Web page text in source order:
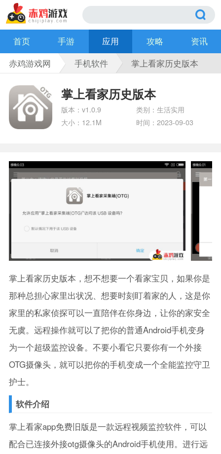
首页 手游 应用 攻略
资讯
赤鸡游戏网
手机软件 掌上看家历史版本
掌上看家历史版本
版本：v1.0.9
类别：生活实用
大小：12.1M
时间：2023-09-03
掌上看家历史版本，想不想要一个看家宝贝，如果你是
那种总担心家里出状况、想要时刻盯着家的人，这是你
家里的私家侦探可以一直陪伴在你身边，让你的家安全
无虞。远程操作就可以了把你的普通Android手机变身
为一个超级监控设备。不要小看它只要你有一个外接
OTG摄像头，就可以把你的手机变成一个全能监控守卫
护士。
软件介绍
掌上看家app免费旧版是一款远程视频监控软件，可以
配合已连接外接otg摄像头的Android手机使用。进行远